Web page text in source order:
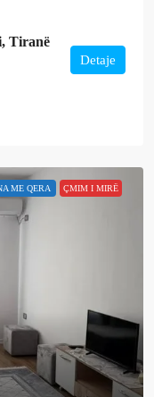
Tiranë
Detaje
ME QERA ÇMIM I MIRË